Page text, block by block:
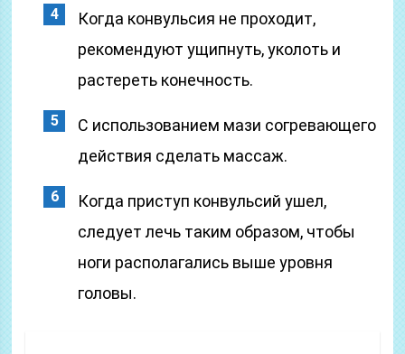
Когда конвульсия не проходит,
рекомендуют ущипнуть, уколоть и
растереть конечность.
С использованием мази согревающего
действия сделать массаж.
Когда приступ конвульсий ушел,
следует лечь таким образом, чтобы
ноги располагались выше уровня
головы.